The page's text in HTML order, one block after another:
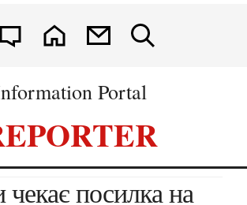
Information Portal
REPORTER